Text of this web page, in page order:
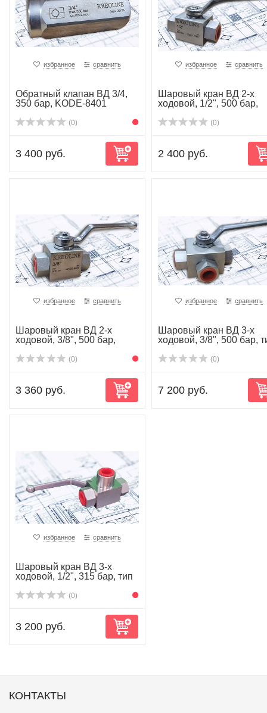
избранное сравнить
Обратный клапан ВД 3/4,
350 бар, KODE-8401
(0)
3 400 руб.
избранное сравнить
Шаровый кран ВД 2-х
ходовой, 1/2", 500 бар,
(0)
2 400 руб.
избранное сравнить
Шаровый кран ВД 2-х
ходовой, 3/8", 500 бар,
(0)
3 360 руб.
избранное сравнить
Шаровый кран ВД 3-х
ходовой, 3/8", 500 бар,
(0)
7 200 руб.
избранное сравнить
Шаровый кран ВД 3-х
ходовой, 1/2", 315 бар, тип
(0)
3 200 руб.
КОНТАКТЫ